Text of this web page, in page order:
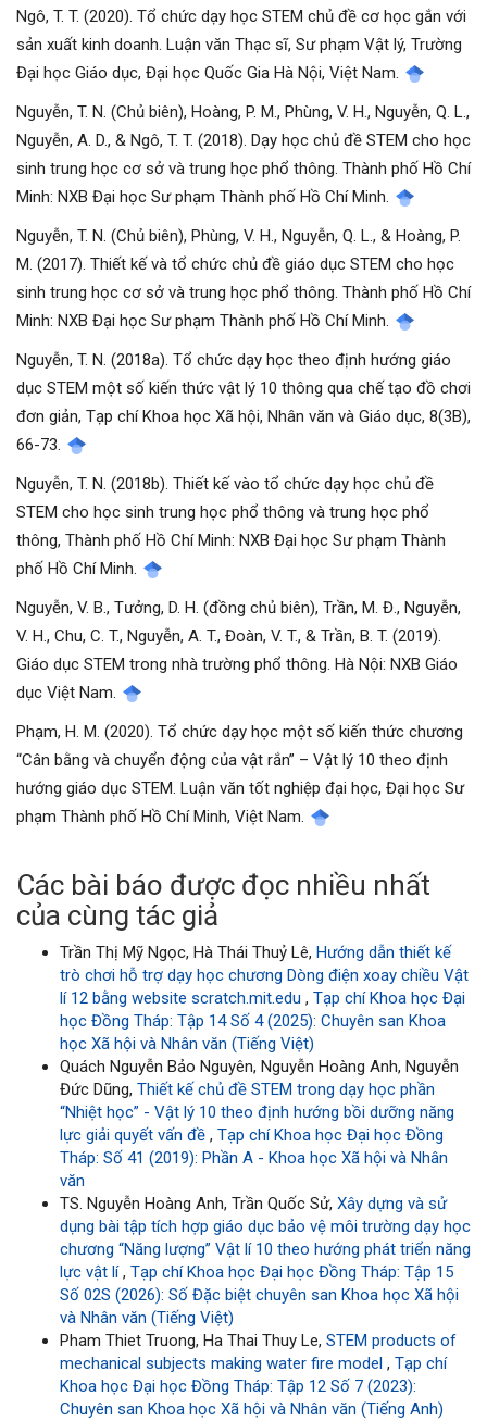
Ngô, T. T. (2020). Tổ chức dạy học STEM chủ đề cơ học gắn với
sản xuất kinh doanh. Luận văn Thạc sĩ, Sư phạm Vật lý, Trường
Đại học Giáo dục, Đại học Quốc Gia Hà Nội, Việt Nam.
Nguyễn, T. N. (Chủ biên), Hoàng, P. M., Phùng, V. H., Nguyễn, Q. L.,
Nguyễn, A. D., & Ngô, T. T. (2018). Dạy học chủ đề STEM cho học
sinh trung học cơ sở và trung học phổ thông. Thành phố Hồ Chí
Minh: NXB Đại học Sư phạm Thành phố Hồ Chí Minh.
Nguyễn, T. N. (Chủ biên), Phùng, V. H., Nguyễn, Q. L., & Hoàng, P.
M. (2017). Thiết kế và tổ chức chủ đề giáo dục STEM cho học
sinh trung học cơ sở và trung học phổ thông. Thành phố Hồ Chí
Minh: NXB Đại học Sư phạm Thành phố Hồ Chí Minh.
Nguyễn, T. N. (2018a). Tổ chức dạy học theo định hướng giáo
dục STEM một số kiến thức vật lý 10 thông qua chế tạo đồ chơi
đơn giản, Tạp chí Khoa học Xã hội, Nhân văn và Giáo dục, 8(3B),
66-73.
Nguyễn, T. N. (2018b). Thiết kế vào tổ chức dạy học chủ đề
STEM cho học sinh trung học phổ thông và trung học phổ
thông, Thành phố Hồ Chí Minh: NXB Đại học Sư phạm Thành
phố Hồ Chí Minh.
Nguyễn, V. B., Tưởng, D. H. (đồng chủ biên), Trần, M. Đ., Nguyễn,
V. H., Chu, C. T., Nguyễn, A. T., Đoàn, V. T., & Trần, B. T. (2019).
Giáo dục STEM trong nhà trường phổ thông. Hà Nội: NXB Giáo
dục Việt Nam.
Phạm, H. M. (2020). Tổ chức dạy học một số kiến thức chương
“Cân bằng và chuyển động của vật rắn” – Vật lý 10 theo định
hướng giáo dục STEM. Luận văn tốt nghiệp đại học, Đại học Sư
phạm Thành phố Hồ Chí Minh, Việt Nam.
Các bài báo được đọc nhiều nhất
của cùng tác giả
Trần Thị Mỹ Ngọc, Hà Thái Thuỷ Lê, Hướng dẫn thiết kế
trò chơi hỗ trợ dạy học chương Dòng điện xoay chiều Vật
lí 12 bằng website scratch.mit.edu , Tạp chí Khoa học Đại
học Đồng Tháp: Tập 14 Số 4 (2025): Chuyên san Khoa
học Xã hội và Nhân văn (Tiếng Việt)
Quách Nguyễn Bảo Nguyên, Nguyễn Hoàng Anh, Nguyễn
Đức Dũng, Thiết kế chủ đề STEM trong dạy học phần
“Nhiệt học” - Vật lý 10 theo định hướng bồi dưỡng năng
lực giải quyết vấn đề , Tạp chí Khoa học Đại học Đồng
Tháp: Số 41 (2019): Phần A - Khoa học Xã hội và Nhân
văn
TS. Nguyễn Hoàng Anh, Trần Quốc Sử, Xây dựng và sử
dụng bài tập tích hợp giáo dục bảo vệ môi trường dạy học
chương “Năng lượng” Vật lí 10 theo hướng phát triển năng
lực vật lí, Tạp chí Khoa học Đại học Đồng Tháp: Tập 15
Số 02S (2026): Số Đặc biệt chuyên san Khoa học Xã hội
và Nhân văn (Tiếng Việt)
Pham Thiet Truong, Ha Thai Thuy Le, STEM products of
mechanical subjects making water fire model , Tạp chí
Khoa học Đại học Đồng Tháp: Tập 12 Số 7 (2023):
Chuyên san Khoa học Xã hội và Nhân văn (Tiếng Anh)